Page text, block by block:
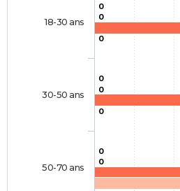
0
0
0
0
0
0
0
0
18-30 ans
30-50 ans
50-70 ans